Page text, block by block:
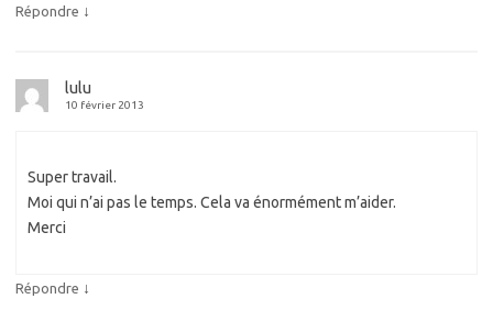
Répondre ↓
lulu
10 février 2013
Super travail.
Moi qui n’ai pas le temps. Cela va énormément m’aider.
Merci
Répondre ↓